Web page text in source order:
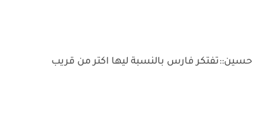
حسين::تفتكر فارس بالنسبة ليها اكتر من قريب